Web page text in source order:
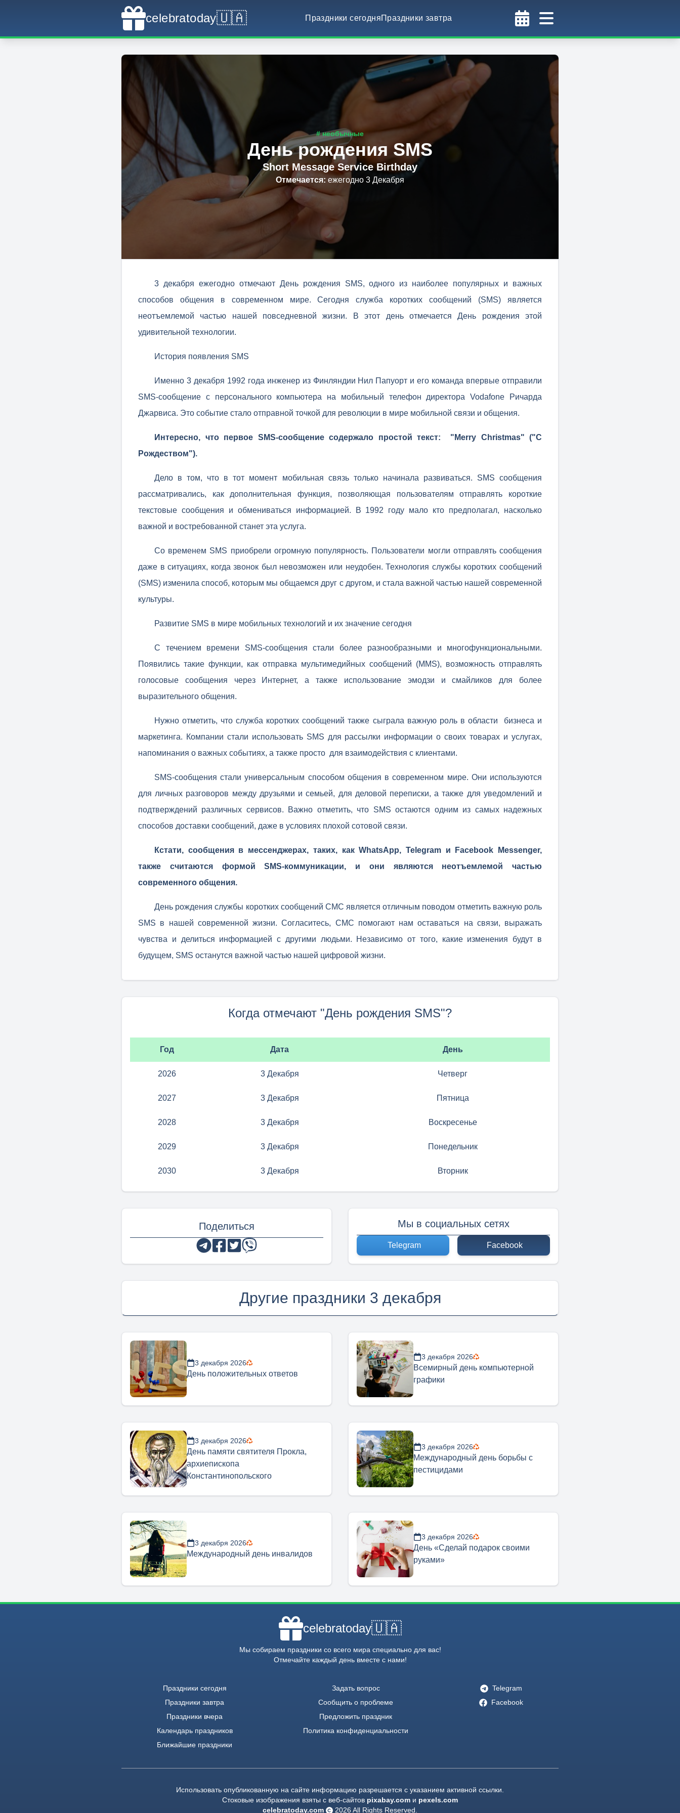
celebratoday🇺🇦 Праздники сегодняПраздники завтра
# необычные
День рождения SMS
Short Message Service Birthday
Отмечается: ежегодно 3 Декабря
3 декабря ежегодно отмечают День рождения SMS, одного из наиболее популярных и важных
способов общения в современном мире. Сегодня служба коротких сообщений (SMS) является
неотъемлемой частью нашей повседневной жизни. В этот день отмечается День рождения этой
удивительной технологии.
История появления SMS
Именно 3 декабря 1992 года инженер из Финляндии Нил Папуорт и его команда впервые отправили
SMS-сообщение с персонального компьютера на мобильный телефон директора Vodafone Ричарда
Джарвиса. Это событие стало отправной точкой для революции в мире мобильной связи и общения.
Интересно, что первое SMS-сообщение содержало простой текст: "Merry Christmas" ("С
Рождеством").
Дело в том, что в тот момент мобильная связь только начинала развиваться. SMS сообщения
рассматривались, как дополнительная функция, позволяющая пользователям отправлять короткие
текстовые сообщения и обмениваться информацией. В 1992 году мало кто предполагал, насколько
важной и востребованной станет эта услуга.
Со временем SMS приобрели огромную популярность. Пользователи могли отправлять сообщения
даже в ситуациях, когда звонок был невозможен или неудобен. Технология службы коротких сообщений
(SMS) изменила способ, которым мы общаемся друг с другом, и стала важной частью нашей современной
культуры.
Развитие SMS в мире мобильных технологий и их значение сегодня
С течением времени SMS-сообщения стали более разнообразными и многофункциональными.
Появились такие функции, как отправка мультимедийных сообщений (MMS), возможность отправлять
голосовые сообщения через Интернет, а также использование эмодзи и смайликов для более
выразительного общения.
Нужно отметить, что служба коротких сообщений также сыграла важную роль в области бизнеса и
маркетинга. Компании стали использовать SMS для рассылки информации о своих товарах и услугах,
напоминания о важных событиях, а также просто для взаимодействия с клиентами.
SMS-сообщения стали универсальным способом общения в современном мире. Они используются
для личных разговоров между друзьями и семьей, для деловой переписки, а также для уведомлений и
подтверждений различных сервисов. Важно отметить, что SMS остаются одним из самых надежных
способов доставки сообщений, даже в условиях плохой сотовой связи.
Кстати, сообщения в мессенджерах, таких, как WhatsApp, Telegram и Facebook Messenger,
также считаются формой SMS-коммуникации, и они являются неотъемлемой частью
современного общения.
День рождения службы коротких сообщений СМС является отличным поводом отметить важную роль
SMS в нашей современной жизни. Согласитесь, СМС помогают нам оставаться на связи, выражать
чувства и делиться информацией с другими людьми. Независимо от того, какие изменения будут в
будущем, SMS останутся важной частью нашей цифровой жизни.
Когда отмечают "День рождения SMS"?
Год Дата День
2026 3 Декабря Четверг
2027 3 Декабря Пятница
2028 3 Декабря Воскресенье
2029 3 Декабря Понедельник
2030 3 Декабря Вторник
Поделиться Мы в социальных сетях
Telegram Facebook
Другие праздники 3 декабря
3 декабря 2026
День положительных ответов
3 декабря 2026
Всемирный день компьютерной
графики
3 декабря 2026
День памяти святителя Прокла,
архиепископа
Константинопольского
3 декабря 2026
Международный день борьбы с
пестицидами
3 декабря 2026
Международный день инвалидов
3 декабря 2026
День «Сделай подарок своими
руками»
celebratoday🇺🇦
Мы собираем праздники со всего мира специально для вас!
Отмечайте каждый день вместе с нами!
Праздники сегодня
Праздники завтра
Праздники вчера
Календарь праздников
Ближайшие праздники
Задать вопрос
Сообщить о проблеме
Предложить праздник
Политика конфиденциальности
Telegram
Facebook
Использовать опубликованную на сайте информацию разрешается с указанием активной ссылки.
Стоковые изображения взяты с веб-сайтов pixabay.com и pexels.com
celebratoday.com
2026 All Rights Reserved.